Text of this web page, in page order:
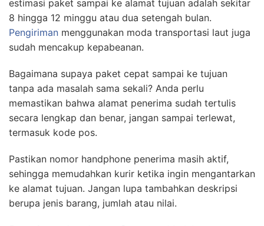
estimasi paket sampai ke alamat tujuan adalah sekitar
8 hingga 12 minggu atau dua setengah bulan.
Pengiriman menggunakan moda transportasi laut juga
sudah mencakup kepabeanan.
Bagaimana supaya paket cepat sampai ke tujuan
tanpa ada masalah sama sekali? Anda perlu
memastikan bahwa alamat penerima sudah tertulis
secara lengkap dan benar, jangan sampai terlewat,
termasuk kode pos.
Pastikan nomor handphone penerima masih aktif,
sehingga memudahkan kurir ketika ingin mengantarkan
ke alamat tujuan. Jangan lupa tambahkan deskripsi
berupa jenis barang, jumlah atau nilai.